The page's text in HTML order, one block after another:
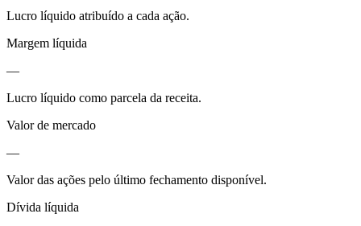
Lucro líquido atribuído a cada ação.
Margem líquida
—
Lucro líquido como parcela da receita.
Valor de mercado
—
Valor das ações pelo último fechamento disponível.
Dívida líquida